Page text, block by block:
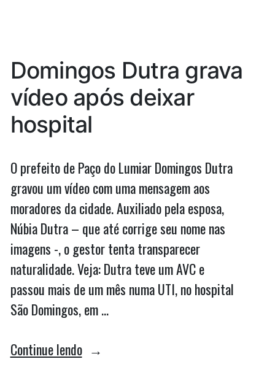
Alcântara”
base
de
Alcântara
Domingos Dutra grava
vídeo após deixar
hospital
O prefeito de Paço do Lumiar Domingos Dutra
gravou um vídeo com uma mensagem aos
moradores da cidade. Auxiliado pela esposa,
Núbia Dutra – que até corrige seu nome nas
imagens -, o gestor tenta transparecer
naturalidade. Veja: Dutra teve um AVC e
passou mais de um mês numa UTI, no hospital
São Domingos, em …
Continue lendo“Domingos